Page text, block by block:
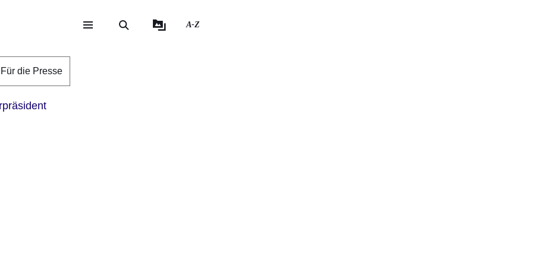
A-Z
Für die Presse